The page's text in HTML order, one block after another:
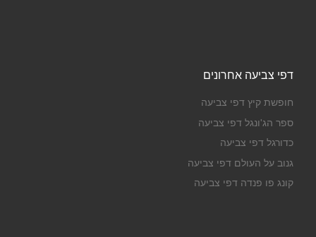
דפי צביעה אחרונים
חופשת קיץ דפי צביעה
ספר הג'ונגל דפי צביעה
כדורגל דפי צביעה
גנוב על העולם דפי צביעה
קונג פו פנדה דפי צביעה